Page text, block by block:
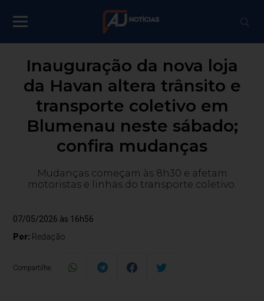
Inauguração da nova loja
da Havan altera trânsito e
transporte coletivo em
Blumenau neste sábado;
confira mudanças
Mudanças começam às 8h30 e afetam
motoristas e linhas do transporte coletivo.
07/05/2026 às 16h56
Por: Redação
Compartilhe: